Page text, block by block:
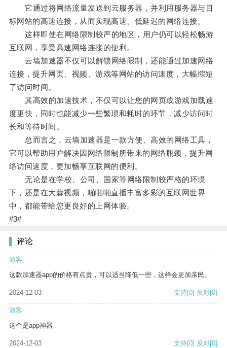
它通过将网络流量发送到云服务器，并利用服务器与目
标网站的高速连接，从而实现高速、低延迟的网络连接。
这样即使在网络限制较严的地区，用户仍可以轻松畅游
互联网，享受高速网络连接的便利。
云墙加速器不仅可以解锁网络限制，还能通过加速网络
连接，提升网页、视频、游戏等网站的访问速度，大幅缩短
了访问时间。
其高效的加速技术，不仅可以让您的网页或游戏加载速
度更快，同时也能减少一些繁琐和耗时的环节，减少访问时
长和等待时间。
总而言之，云墙加速器是一款方便、高效的网络工具，
它可以帮助用户解决因网络限制所带来的网络瓶颈，提升网
络访问速度，更加畅享互联网的便利。
无论是在学校、公司、国家等网络限制较严格的环境
下，还是在大蒜视频，啪啪啪直播丰富多彩的互联网世界
中，都能带给您更良好的上网体验。
#3#
评论
游客
这款加速器app的价格有点贵，可以适当降低一些，这样会更加亲民。
2024-12-03 支持[0] 反对[0]
游客
这个是app神器
2024-12-03 支持[0] 反对[0]